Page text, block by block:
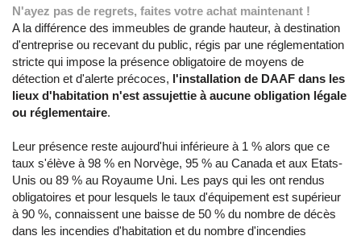
N'ayez pas de regrets, faites votre achat maintenant !
A la différence des immeubles de grande hauteur, à destination
d'entreprise ou recevant du public, régis par une réglementation
stricte qui impose la présence obligatoire de moyens de
détection et d'alerte précoces, l'installation de DAAF dans les
lieux d'habitation n'est assujettie à aucune obligation légale
ou réglementaire.
Leur présence reste aujourd'hui inférieure à 1 % alors que ce
taux s'élève à 98 % en Norvège, 95 % au Canada et aux Etats-
Unis ou 89 % au Royaume Uni. Les pays qui les ont rendus
obligatoires et pour lesquels le taux d'équipement est supérieur
à 90 %, connaissent une baisse de 50 % du nombre de décès
dans les incendies d'habitation et du nombre d'incendies